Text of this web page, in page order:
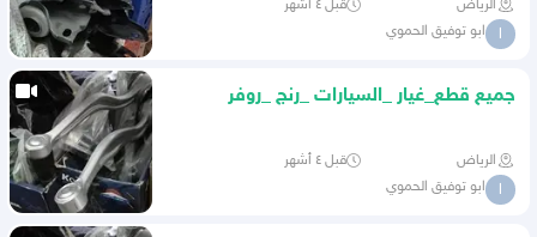
الرياض
قبل ٤ أشهر
ا ابو توفيق الحموي
جميع قطع_غيار _السيارات _رنج _روفر
الرياض قبل ٤ أشهر
ا ابو توفيق الحموي